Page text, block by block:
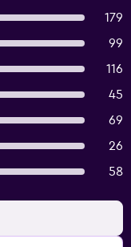
179
99
116
45
69
26
58